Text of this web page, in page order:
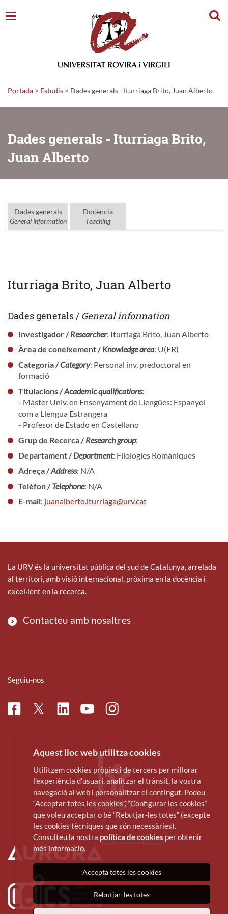
Portada > Estudis > Dades generals - Iturriaga Brito, Juan Alberto
Dades generals - Iturriaga Brito,
Juan Alberto
Dades generals
General information
Docència
Teaching
Iturriaga Brito, Juan Alberto
Dades generals / General information
Investigador /Researcher: Iturriaga Brito, Juan Alberto
Àrea de coneixement /Knowledge area: U(FR)
Categoria /Category: Personal inv. predoctoral en
formació
Titulacions /Academic qualifications:
- Màster Univ. en Ensenyament de Llengües: Espanyol
com a Llengua Estrangera
- Profesor de Estado en Castellano
Grup de Recerca /Research group:
Departament /Department: Filologies Romàniques
Adreça /Address: N/A
Telèfon /Telephone: N/A
E-mail: juanalberto.iturriaga@urv.cat
La URV és la universitat pública del sud de Catalunya, arrelada
al territori, amb visió internacional, pròxima en la docència i
excel·lent en la recerca.
Contacteu amb nosaltres
Seguiu-nos
FacebookTwitterLinkedinYoutubeInstagram
Aquest lloc web utilitza cookies
Utilitzem cookies pròpies i de tercers per millorar
l’experiència d’usuari, analitzar el trànsit, la vostra
navegació al web i personalitzar el contingut. Podeu
“Acceptar totes les cookies”, “Configurar les cookies”
que voleu acceptar o bé “Rebutjar-les totes” (excepte
les cookies tècniques que són necessàries).
Consulteu la nostra política de cookies per obtenir
més informació.
Accepta totes les cookies
Rebutjar-les totes